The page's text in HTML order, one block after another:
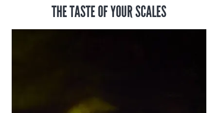
THE TASTE OF YOUR SCALES